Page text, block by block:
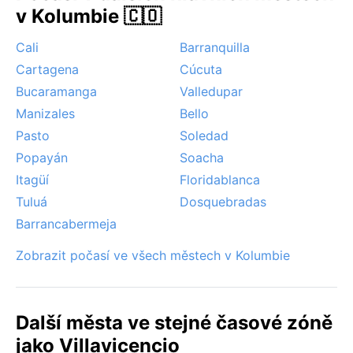
přechodných měsících. Monzunové proudění sem
jako sirocco se v této oblasti nevyskytují. Mlhy jsou
vzácné, jen výjimečně v ranních hodinách v údolí řek.
Celkově je klima stálé, ale vlhké a horké.
v Kolumbie 🇨🇴
Cali
Barranquilla
Cartagena
Cúcuta
Bucaramanga
Valledupar
Manizales
Bello
Pasto
Soledad
Popayán
Soacha
Itagüí
Floridablanca
Tuluá
Dosquebradas
Barrancabermeja
Zobrazit počasí ve všech městech v Kolumbie
Další města ve stejné časové zóně
jako Villavicencio